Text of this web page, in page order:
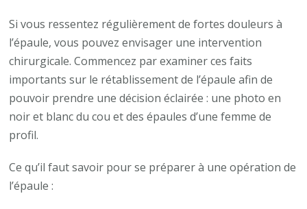
Si vous ressentez régulièrement de fortes douleurs à
l’épaule, vous pouvez envisager une intervention
chirurgicale. Commencez par examiner ces faits
importants sur le rétablissement de l’épaule afin de
pouvoir prendre une décision éclairée : une photo en
noir et blanc du cou et des épaules d’une femme de
profil.
Ce qu’il faut savoir pour se préparer à une opération de
l’épaule :